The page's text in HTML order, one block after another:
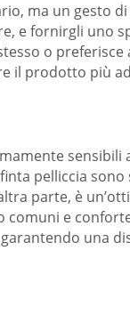
ma un gesto
e fornirgli uno
o
il prodotto più
pelliccia
parte, è
comuni e
una